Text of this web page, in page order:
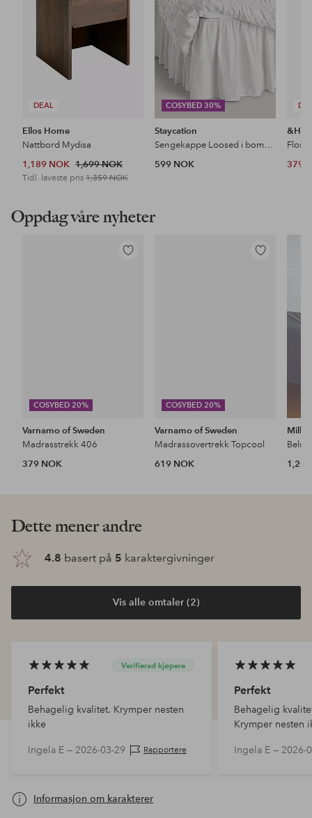
DEAL
Ellos Home
Nattbord Mydisa
1,189 NOK 1,699 NOK
Tidl. laveste pris 1,359 NOK
COSYBED 30%
Staycation
Sengekappe Loosed i bomullspercale
599 NOK
379
Oppdag våre nyheter
COSYBED 20%
Legg
Varnamo of Sweden
Madrasstrekk 406
379 NOK
COSYBED 20%
Legg
Varnamo of Sweden
Madrassovertrekk Topcool
619 NOK
Mille
Dette mener andre
4.8 basert på 5 karaktergivninger
Vis alle omtaler (2)
Verifierad kjøpere
Perfekt
Behagelig kvalitet. Krymper nesten
ikke
Ingela E — 2026-03-29 Rapportere
Perfekt
Behagelig
Krymper nesten
Ingela E — 2026-
Informasjon om karakterer